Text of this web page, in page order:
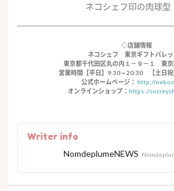
ネコシェフ印の肉球型
◇店舗情報
ネコシェフ 東京ギフトパレッ
東京都千代田区丸の内１－９－１ 東京
営業時間【平日】9:30～20:30 【土日
公式ホームページ：http://
オンラインショップ： https://
Writer info
NomdeplumeNEWS